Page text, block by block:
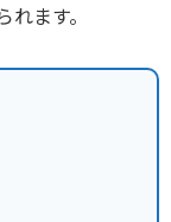
ます。